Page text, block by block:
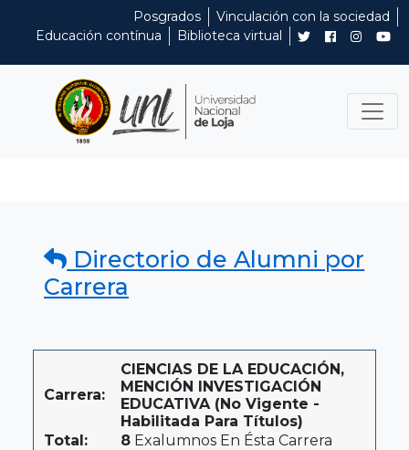
Posgrados
Vinculación con la sociedad
Educación contínua
Biblioteca virtual
Directorio de Alumni por
Carrera
Carrera:
CIENCIAS DE LA EDUCACIÓN,
MENCIÓN INVESTIGACIÓN
EDUCATIVA (No Vigente -
Habilitada Para Títulos)
Total:
8 Exalumnos En Ésta Carrera